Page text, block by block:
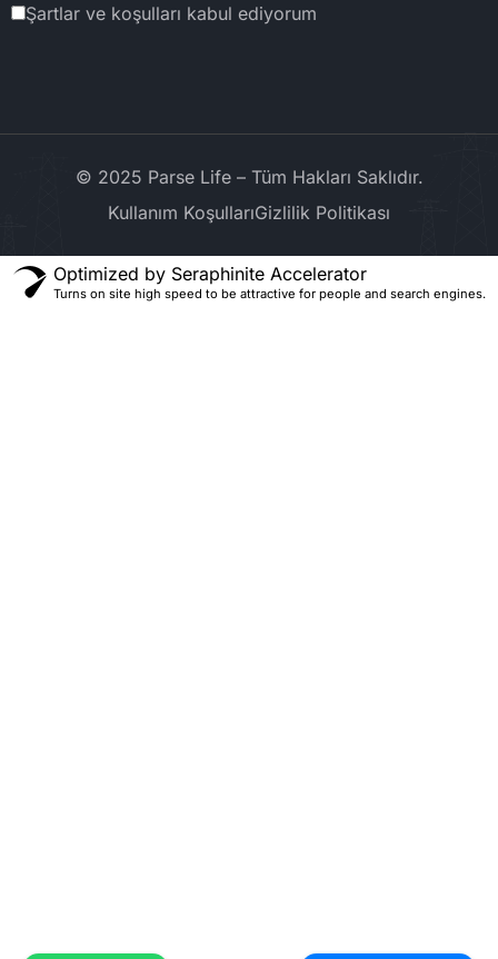
Şartlar ve koşulları kabul ediyorum
© 2025 Parse Life – Tüm Hakları Saklıdır.
Kullanım KoşullarıGizlilik Politikası
Optimized by Seraphinite Accelerator
Turns on site high speed to be attractive for people and search engines.